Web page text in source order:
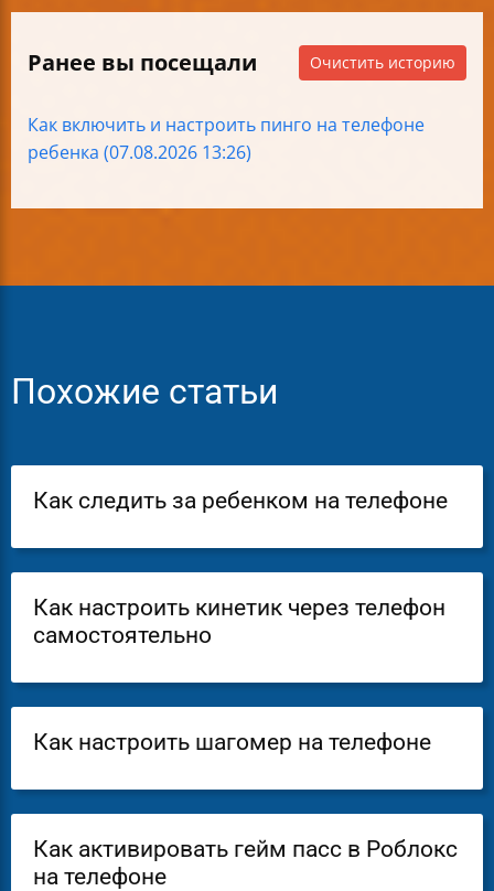
Ранее вы посещали Очистить историю
Как включить и настроить пинго на телефоне
ребенка (07.08.2026 13:26)
Похожие статьи
Как следить за ребенком на телефоне
Как настроить кинетик через телефон
самостоятельно
Как настроить шагомер на телефоне
Как активировать гейм пасс в Роблокс
на телефоне